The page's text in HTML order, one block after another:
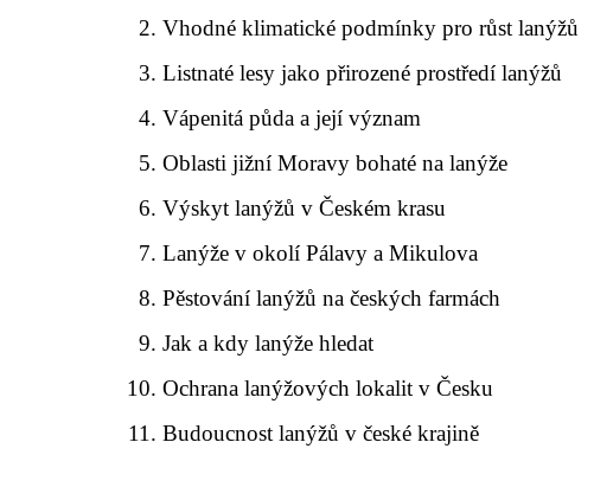
Vhodné klimatické podmínky pro růst lanýžů
Listnaté lesy jako přirozené prostředí lanýžů
Vápenitá půda a její význam
Oblasti jižní Moravy bohaté na lanýže
Výskyt lanýžů v Českém krasu
Lanýže v okolí Pálavy a Mikulova
Pěstování lanýžů na českých farmách
Jak a kdy lanýže hledat
Ochrana lanýžových lokalit v Česku
Budoucnost lanýžů v české krajině